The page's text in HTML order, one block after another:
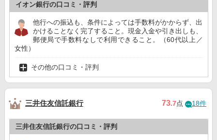
イオン銀行の口コミ・評判
他行への振込も、条件によっては手数料がかからず、出
かけることなく完了すること。現金入金や引き出しも、
郵便局で手数料なしで利用できること。（60代以上／
女性）
その他の口コミ・評判
三井住友信託銀行 73.7点 18件
三井住友信託銀行の口コミ・評判